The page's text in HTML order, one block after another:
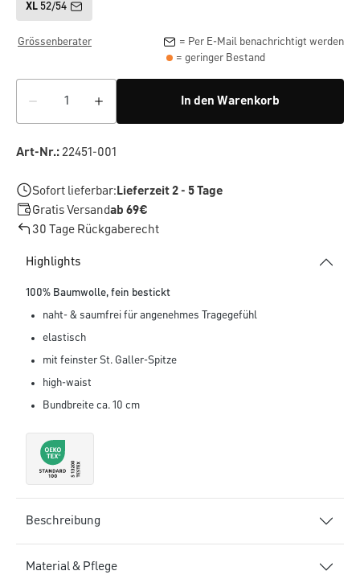
XL 52/54
Grössenberater
= Per E-Mail benachrichtigt werden
= geringer Bestand
In den Warenkorb
Art-Nr.:22451-001
Sofort lieferbar:Lieferzeit 2 - 5 Tage
Gratis Versandab 69€
30 Tage Rückgaberecht
Highlights
100% Baumwolle, fein bestickt
naht- & saumfrei für angenehmes Tragegefühl
elastisch
mit feinster St. Galler-Spitze
high-waist
Bundbreite ca. 10 cm
Beschreibung
Material & Pflege